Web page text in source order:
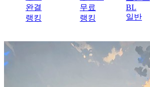
완결
랭킹
무료
랭킹
BL
일반